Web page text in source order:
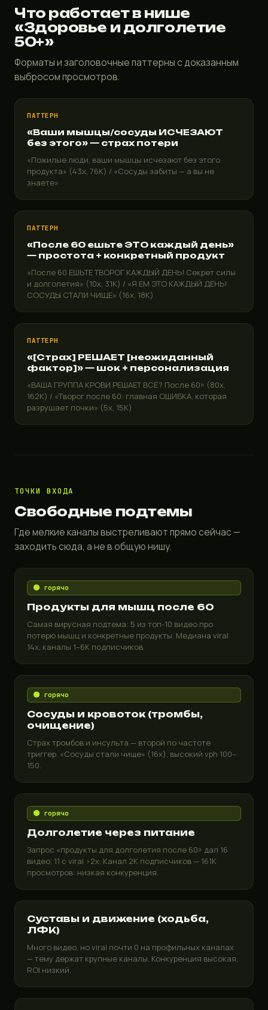
Что работает в нише
«Здоровье и долголетие
50+»
Форматы и заголовочные паттерны с доказанным
выбросом просмотров.
ПАТТЕРН
«Ваши мышцы/сосуды ИСЧЕЗАЮТ
без этого» — страх потери
«Пожилые люди, ваши мышцы исчезают без этого
продукта» (43x, 76K) / «Сосуды забиты — а вы не
знаете»
ПАТТЕРН
«После 60 ешьте ЭТО каждый день»
— простота + конкретный продукт
«После 60 ЕШЬТЕ ТВОРОГ КАЖДЫЙ ДЕНЬ! Секрет силы
и долголетия» (10x, 31K) / «Я ЕМ ЭТО КАЖДЫЙ ДЕНЬ!
СОСУДЫ СТАЛИ ЧИЩЕ» (16x, 18K)
ПАТТЕРН
«[Страх] РЕШАЕТ [неожиданный
фактор]» — шок + персонализация
«ВАША ГРУППА КРОВИ РЕШАЕТ ВСЁ? После 60» (80x,
162K) / «Творог после 60: главная ОШИБКА, которая
разрушает почки» (5x, 15K)
ТОЧКИ ВХОДА
Свободные подтемы
Где мелкие каналы выстреливают прямо сейчас —
заходить сюда, а не в общую нишу.
🟢 горячо
Продукты для мышц после 60
Самая вирусная подтема: 5 из топ-10 видео про
потерю мышц и конкретные продукты. Медиана viral
14x, каналы 1–6K подписчиков.
🟢 горячо
Сосуды и кровоток (тромбы,
очищение)
Страх тромбов и инсульта — второй по частоте
триггер. «Сосуды стали чище» (16x), высокий vph 100–
150.
🟢 горячо
Долголетие через питание
Запрос «продукты для долголетия после 60» дал 16
видео, 11 с viral >2x. Канал 2K подписчиков — 161K
просмотров: низкая конкуренция.
Суставы и движение (ходьба,
ЛФК)
Много видео, но viral почти 0 на профильных каналах
— тему держат крупные каналы. Конкуренция высокая,
ROI низкий.